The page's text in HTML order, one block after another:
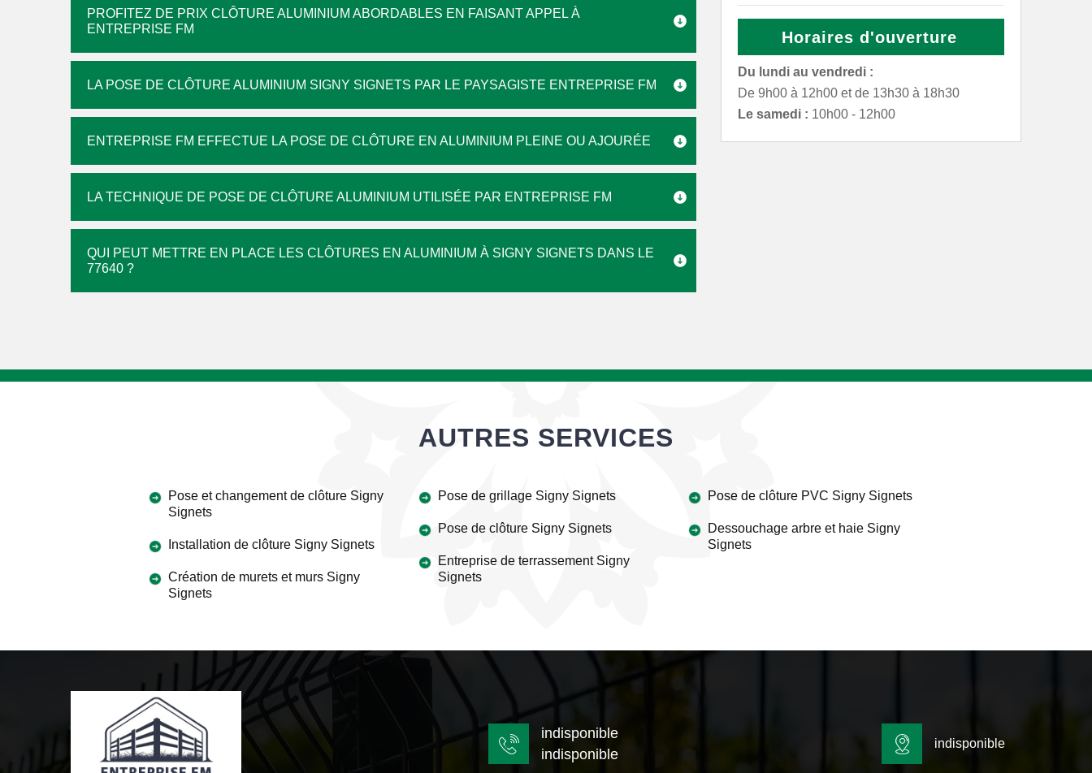
PROFITEZ DE PRIX CLÔTURE ALUMINIUM ABORDABLES EN FAISANT APPEL À
ENTREPRISE FM
LA POSE DE CLÔTURE ALUMINIUM SIGNY SIGNETS PAR LE PAYSAGISTE ENTREPRISE FM
ENTREPRISE FM EFFECTUE LA POSE DE CLÔTURE EN ALUMINIUM PLEINE OU AJOURÉE
LA TECHNIQUE DE POSE DE CLÔTURE ALUMINIUM UTILISÉE PAR ENTREPRISE FM
QUI PEUT METTRE EN PLACE LES CLÔTURES EN ALUMINIUM À SIGNY SIGNETS DANS LE
77640 ?
Horaires d'ouverture
Du lundi au vendredi :
De 9h00 à 12h00 et de 13h30 à 18h30
Le samedi : 10h00 - 12h00
AUTRES SERVICES
Pose et changement de clôture Signy
Signets
Installation de clôture Signy Signets
Création de murets et murs Signy
Signets
Pose de grillage Signy Signets
Pose de clôture Signy Signets
Entreprise de terrassement Signy
Signets
Pose de clôture PVC Signy Signets
Dessouchage arbre et haie Signy
Signets
indisponible
indisponible
indisponible